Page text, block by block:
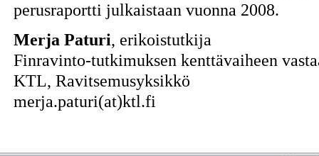
perusraportti julkaistaan vuonna 2008.
Merja Paturi, erikoistutkija
Finravinto-tutkimuksen kenttävaiheen
KTL, Ravitsemusyksikkö
merja.paturi(at)ktl.fi